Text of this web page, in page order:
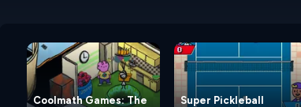
Coolmath Games: The
Super Pickleball